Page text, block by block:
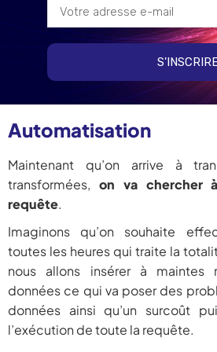
Automatisation
Maintenant qu’on arrive à
transformées, on va chercher
requête.
Imaginons qu’on souhaite
toutes les heures qui traite la
nous allons insérer à maintes
données ce qui va poser des
données ainsi qu’un surcoût
l’exécution de toute la requête.